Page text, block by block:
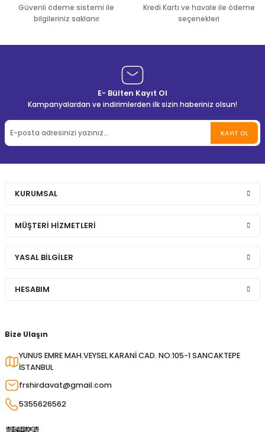
Güvenli ödeme sistemi ile
bilgileriniz saklanır
Kredi Kartı ve havale ile ödeme
seçenekleri
E- Bülten Kayıt Ol
Kampanyalardan ve indirimlerden ilk sizin haberiniz olsun!
KAYIT OL
Bize Ulaşın
YUNUS EMRE MAH.VEYSEL KARANİ CAD. NO:105-1 SANCAKTEPE
İSTANBUL
frshirdavat@gmail.com
5355626562
KURUMSAL
MÜŞTERİ HİZMETLERİ
YASAL BİLGİLER
HESABIM